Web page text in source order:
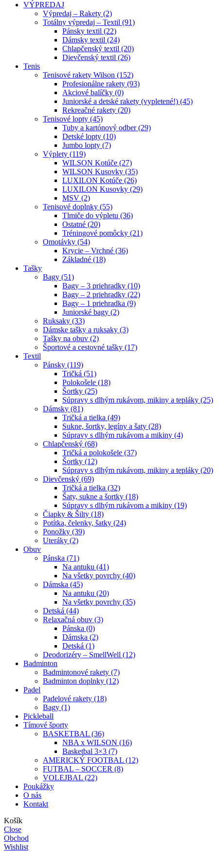
VÝPREDAJ
Výpredaj – Rakety (2)
Totálny výpredaj – Textil (91)
Pánsky textil (22)
Dámsky textil (24)
Chlapčenský textil (20)
Dievčenský textil (26)
Tenis
Tenisové rakety Wilson (152)
Profesionálne rakety (93)
Akciové balíčky (0)
Juniorské a detské rakety (vypletené!) (45)
Rekreačné rakety (20)
Tenisové lopty (45)
Tuby a kartónový odber (29)
Detské lopty (10)
Jumbo lopty (7)
Výplety (119)
WILSON Kotúče (27)
WILSON Kusovky (35)
LUXILON Kotúče (26)
LUXILON Kusovky (29)
MSV (2)
Tenisové doplnky (55)
Tlmiče do výpletu (36)
Ostatné (20)
Tréningové pomôcky (21)
Omotávky (54)
Krycie – Vrchné (36)
Základné (18)
Tašky
Bagy (51)
Bagy – 3 priehradky (10)
Bagy – 2 priehradky (22)
Bagy – 1 priehradka (9)
Juniorské bagy (2)
Ruksaky (33)
Dámske tašky a ruksaky (3)
Tašky na obuv (2)
Športové a cestovné tašky (17)
Textil
Pánsky (119)
Tričká (51)
Polokošele (18)
Šortky (25)
Súpravy s dlhým rukávom, mikiny a tepláky (25)
Dámsky (81)
Tričká a tielka (49)
Sukne, šortky, legíny a šaty (28)
Súpravy s dlhým rukávom a mikiny (4)
Chlapčenský (68)
Tričká a polokošele (37)
Šortky (12)
Súpravy s dlhým rukávom, mikiny a tepláky (20)
Dievčenský (69)
Tričká a tielka (32)
Šaty, sukne a šortky (18)
Súpravy s dlhým rukávom a mikiny (19)
Čiapky & Šilty (18)
Potítka, čelenky, šatky (24)
Ponožky (39)
Uteráky (2)
Obuv
Pánska (71)
Na antuku (41)
Na všetky povrchy (40)
Dámska (45)
Na antuku (20)
Na všetky povrchy (35)
Detská (44)
Relaxačná obuv (3)
Pánska (0)
Dámska (2)
Detská (1)
Deodorizéry – SmellWell (12)
Badminton
Badmintonové rakety (7)
Badminton doplnky (12)
Padel
Padelové rakety (18)
Bagy (1)
Pickleball
Tímové športy
BASKETBAL (36)
NBA x WILSON (16)
Basketbal 3×3 (7)
AMERICKÝ FOOTBAL (12)
FUTBAL – SOCCER (8)
VOLEJBAL (22)
Poukážky
O nás
Kontakt
Košík
Close
Obchod
Wishlist